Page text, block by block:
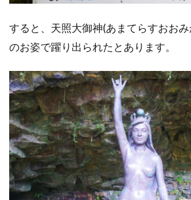
すると、天照大御神(あまてらすおお
のお姿で躍り出られたとあります。